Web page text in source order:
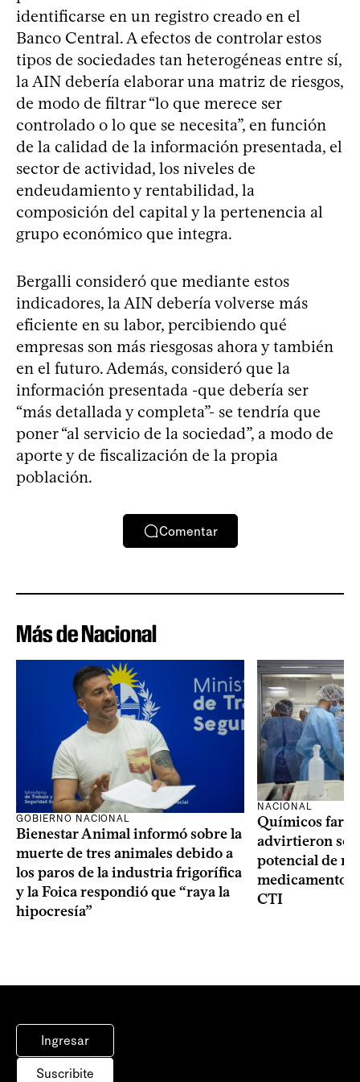
identificarse en un registro creado en el
Banco Central. A efectos de controlar estos
tipos de sociedades tan heterogéneas entre sí,
la AIN debería elaborar una matriz de riesgos,
de modo de filtrar “lo que merece ser
controlado o lo que se necesita”, en función
de la calidad de la información presentada, el
sector de actividad, los niveles de
endeudamiento y rentabilidad, la
composición del capital y la pertenencia al
grupo económico que integra.
Bergalli consideró que mediante estos
indicadores, la AIN debería volverse más
eficiente en su labor, percibiendo qué
empresas son más riesgosas ahora y también
en el futuro. Además, consideró que la
información presentada -que debería ser
“más detallada y completa”- se tendría que
poner “al servicio de la sociedad”, a modo de
aporte y de fiscalización de la propia
población.
Comentar
Más de Nacional
GOBIERNO NACIONAL
Bienestar Animal informó sobre la
muerte de tres animales debido a
los paros de la industria frigorífica
y la Foica respondió que “raya la
hipocresía”
NACIONAL
Químicos
advirtieron
potencial de
medicamentos
CTI
Ingresar
Suscribite